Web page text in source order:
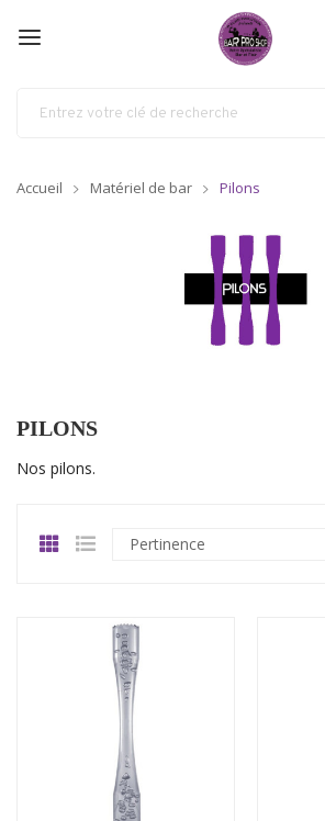
Accueil Matériel de bar Pilons
PILONS
Nos pilons.
Pertinence